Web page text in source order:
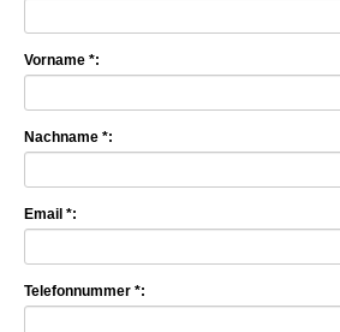
Vorname *:
Nachname *:
Email *:
Telefonnummer *: